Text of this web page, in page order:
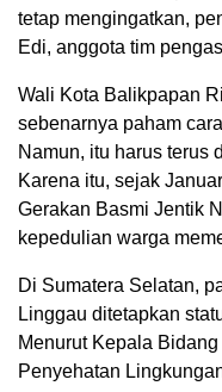
tetap mengingatkan,
Edi, anggota tim
Wali Kota Balikpapan
sebenarnya paham
Namun, itu harus terus
Karena itu, sejak
Gerakan Basmi Jentik
kepedulian warga
Di Sumatera Selatan,
Linggau ditetapkan
Menurut Kepala
Penyehatan